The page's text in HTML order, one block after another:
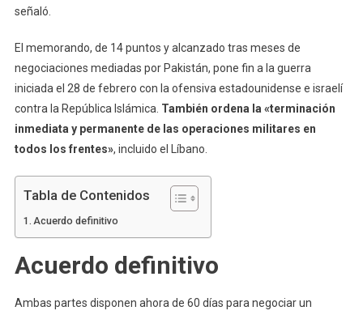
señaló.
El memorando, de 14 puntos y alcanzado tras meses de
negociaciones mediadas por Pakistán, pone fin a la guerra
iniciada el 28 de febrero con la ofensiva estadounidense e israelí
contra la República Islámica. También ordena la «terminación
inmediata y permanente de las operaciones militares en
todos los frentes», incluido el Líbano.
Tabla de Contenidos
Acuerdo definitivo
Acuerdo definitivo
Ambas partes disponen ahora de 60 días para negociar un